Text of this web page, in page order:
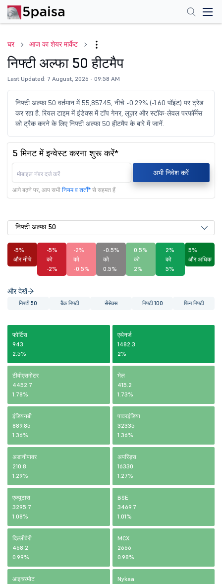
घर आज का शेयर मार्केट
निफ्टी अल्फा 50 हीटमैप
Last Updated: 7 August, 2026 - 09:58 AM
निफ्टी अल्फा 50 वर्तमान में 55,857.45, नीचे -0.29% (-1.60 पॉइंट) पर ट्रेड
कर रहा है. रियल टाइम में इंडेक्स में टॉप गेनर, लूज़र और स्टॉक-लेवल परफॉर्मेंस
को ट्रैक करने के लिए निफ्टी अल्फा 50 हीटमैप के बारे में जानें.
5 मिनट में इन्वेस्ट करना शुरू करें*
अभी निवेश करें
आगे बढ़ने पर, आप सभी नियम व शर्तों* से सहमत हैं
निफ्टी अल्फा 50
-5%
और नीचे
-5%
को
-2%
-2%
को
-0.5%
-0.5%
को
0.5%
0.5%
को
2%
2%
को
5%
5%
और अधिक
और देखें
निफ्टी 50 बैंक निफ्टी सेंसेक्स निफ्टी 100 फिन निफ्टी
फोर्टिस
943
2.5%
एथेनर्ज
1482.3
2%
टीवीएसमोटर
4452.7
1.78%
भेल
415.2
1.73%
इंडियनबी
889.85
1.36%
पावरइंडिया
32335
1.36%
अडानीपावर
210.8
1.29%
अपरिंड्स
16330
1.27%
एक्यूटास
3295.7
1.08%
BSE
3469.7
1.01%
दिल्लीवेरी
468.2
0.99%
MCX
2666
0.98%
आइचरमोट
Nykaa